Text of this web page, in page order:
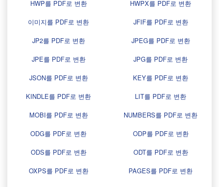
HWP를 PDF로 변환
HWPX를 PDF로 변환
이미지를 PDF로 변환
JFIF를 PDF로 변환
JP2를 PDF로 변환
JPEG를 PDF로 변환
JPE를 PDF로 변환
JPG를 PDF로 변환
JSON를 PDF로 변환
KEY를 PDF로 변환
KINDLE를 PDF로 변환
LIT를 PDF로 변환
MOBI를 PDF로 변환
NUMBERS를 PDF로 변환
ODG를 PDF로 변환
ODP를 PDF로 변환
ODS를 PDF로 변환
ODT를 PDF로 변환
OXPS를 PDF로 변환
PAGES를 PDF로 변환